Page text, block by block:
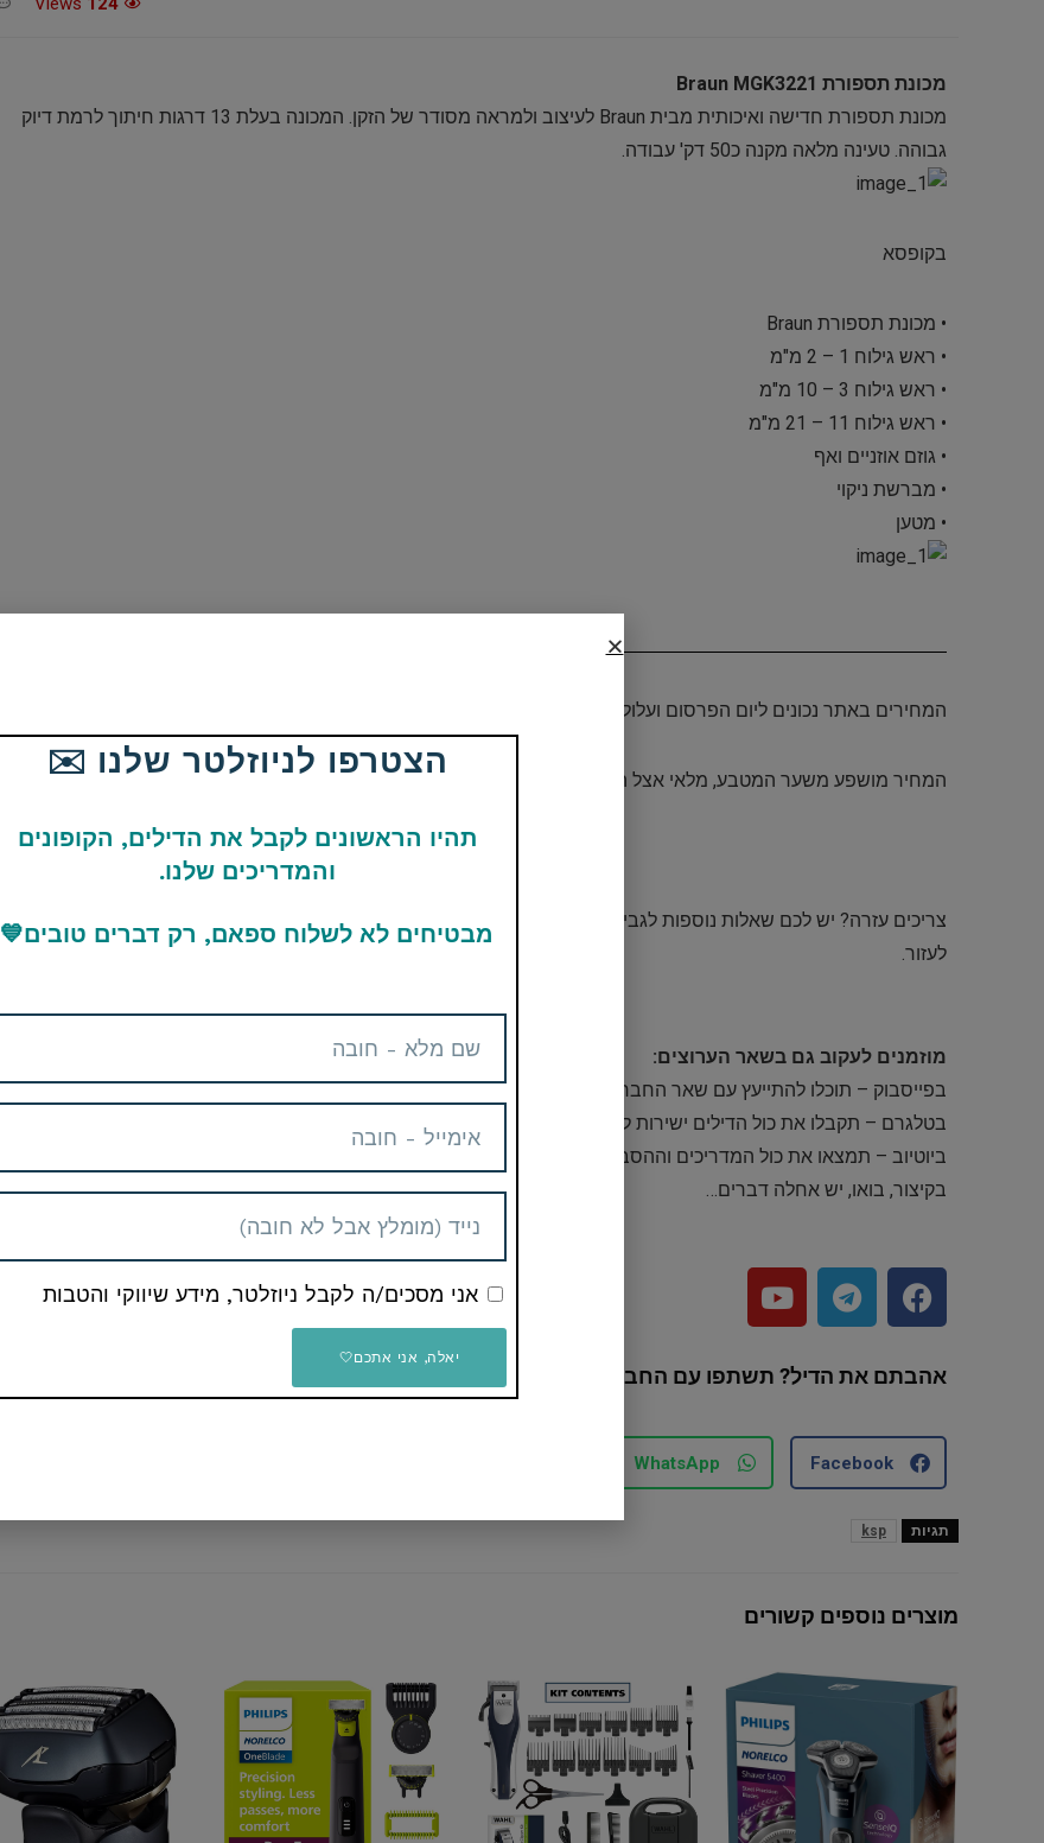
מכונת תספורת Braun MGK3221
מכונת תספורת חדישה ואיכותית מבית Braun לעיצוב ולמראה מסודר של הזקן. המכונה בעלת 13 דרגות חיתוך לרמת דיוק
גבוהה. טעינה מלאה מקנה כ50 דק' עבודה.
בקופסא
• מכונת תספורת Braun
• ראש גילוח 1 – 2 מ"מ
• ראש גילוח 3 – 10 מ"מ
• ראש גילוח 11 – 21 מ"מ
• גוזם אוזניים ואף
• מברשת ניקוי
• מטען
המחירים באתר נכונים ליום הפרסום ועלולים להשתנות לכן אם קיבלתם מחיר שונה זה אומר שהדיל נגמר.
המחיר מושפע משער המטבע, מלאי אצל הספקים, זמינות, ביקוש וגורמים נוספים ולכן גם מוגבל ועלול להסתיים מהר.
צריכים עזרה? יש לכם שאלות נוספות לגבי הדיל? תרשמו בתגובות בתחתית העמוד או דרך כפתור הצור קשר באתר ונשמח
לעזור.
מוזמנים לעקוב גם בשאר הערוצים:
בפייסבוק – תוכלו להתייעץ עם שאר החברים ולבקש מוצרים או כול דבר אחר שתרצו
בטלגרם – תקבלו את כול הדילים ישירות לנייד שלכם
ביוטיוב – תמצאו את כול המדריכים וההסברים
בקיצור, בואו, יש אחלה דברים…
אהבתם את הדיל? תשתפו עם החברים והמשפחה
Facebook
WhatsApp
תגיות ksp
מוצרים נוספים קשורים
הצטרפו לניוזלטר שלנו ✉️
תהיו הראשונים לקבל את הדילים, הקופונים
והמדריכים שלנו.
מבטיחים לא לשלוח ספאם, רק דברים טובים💙
אני מסכים/ה לקבל ניוזלטר, מידע שיווקי והטבות
יאלה, אני אתכם🤍